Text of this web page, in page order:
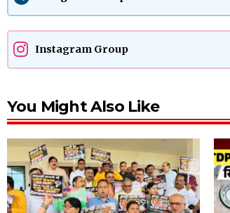
Instagram Group
You Might Also Like